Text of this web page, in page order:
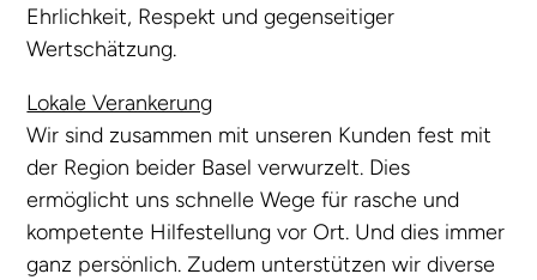
Ehrlichkeit, Respekt und gegenseitiger
Wertschätzung.
Lokale Verankerung
Wir sind zusammen mit unseren Kunden fest mit
der Region beider Basel verwurzelt. Dies
ermöglicht uns schnelle Wege für rasche und
kompetente Hilfestellung vor Ort. Und dies immer
ganz persönlich. Zudem unterstützen wir diverse